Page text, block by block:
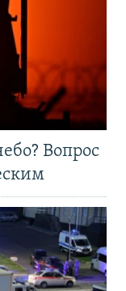
Вопрос